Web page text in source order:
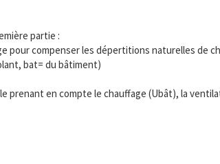
partie :
pour compenser les dépertitions naturelles de
bat= du bâtiment)
prenant en compte le chauffage (Ubât), la